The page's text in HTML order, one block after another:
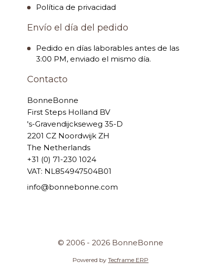
Política de privacidad
Envío el día del pedido
Pedido en días laborables antes de las
3:00 PM, enviado el mismo día.
Contacto
BonneBonne
First Steps Holland BV
's-Gravendijckseweg 35-D
2201 CZ Noordwijk ZH
The Netherlands
+31 (0) 71-230 1024
VAT: NL854947504B01
info@bonnebonne.com
© 2006 - 2026 BonneBonne
Powered by Tecframe ERP